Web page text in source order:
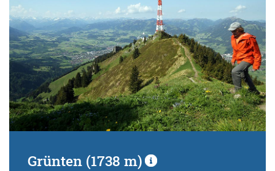
Grünten (1738 m)